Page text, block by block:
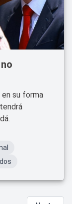
en su forma